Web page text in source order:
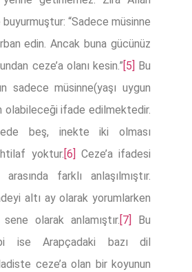
edin. Ancak buna gücünüz
ceze’a olanı kesin.” [5]
Bu
sadece müsinne(yaşı uygun
olabileceği ifade edilmektedir.
beş, inekte iki olması
yoktur. [6]
Ceze’a ifadesi
farklı anlaşılmıştır.
altı ay olarak yorumlarken
olarak anlamıştır. [7]
Bu
ise Arapçadaki bazı dil
ceze’a olan bir koyunun